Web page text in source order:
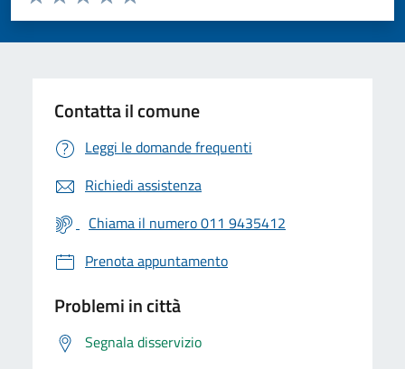
Valuta 5 stelle su 5
Valuta 4 stelle su 5
Valuta 3 stelle su 5
Valuta 2 stelle su 5
Valuta 1 stelle su 5
Contatta il comune
Leggi le domande frequenti
Richiedi assistenza
Chiama il numero 011 9435412
Prenota appuntamento
Problemi in città
Segnala disservizio